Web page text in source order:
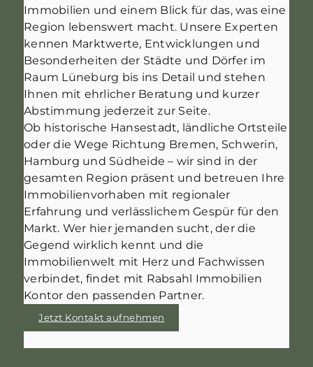
Immobilien und einem Blick für das, was eine
Region lebenswert macht. Unsere Experten
kennen Marktwerte, Entwicklungen und
Besonderheiten der Städte und Dörfer im
Raum Lüneburg bis ins Detail und stehen
Ihnen mit ehrlicher Beratung und kurzer
Abstimmung jederzeit zur Seite.
Ob historische Hansestadt, ländliche Ortsteile
oder die Wege Richtung Bremen, Schwerin,
Hamburg und Südheide – wir sind in der
gesamten Region präsent und betreuen Ihre
Immobilienvorhaben mit regionaler
Erfahrung und verlässlichem Gespür für den
Markt. Wer hier jemanden sucht, der die
Gegend wirklich kennt und die
Immobilienwelt mit Herz und Fachwissen
verbindet, findet mit Rabsahl Immobilien
Kontor den passenden Partner.
Jetzt Kontakt aufnehmen